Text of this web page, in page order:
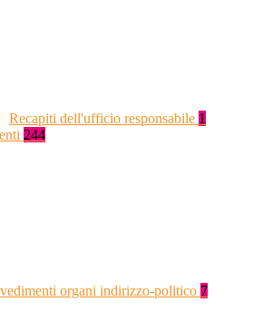
Recapiti dell'ufficio responsabile 1
244
organi indirizzo-politico 7